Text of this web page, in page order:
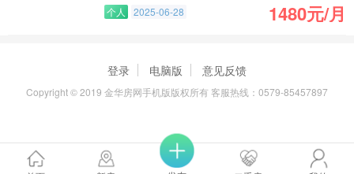
个人
2025-06-28 1480元/月
登录 电脑版 意见反馈
Copyright © 2019 金华房网手机版版权所有 客服热线：0579-85457897